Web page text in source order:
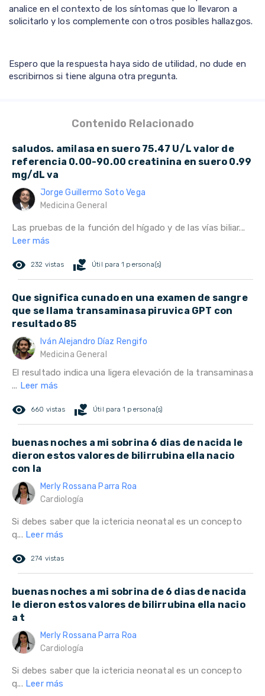
analice en el contexto de los síntomas que lo llevaron a
solicitarlo y los complemente con otros posibles hallazgos.
Espero que la respuesta haya sido de utilidad, no dude en
escribirnos si tiene alguna otra pregunta.
Contenido Relacionado
saludos. amilasa en suero 75.47 U/L valor de
referencia 0.00-90.00 creatinina en suero 0.99
mg/dL va
Jorge Guillermo Soto Vega
Medicina General
Las pruebas de la función del hígado y de las vías biliar...
Leer más
remove_red_eye 232 vistas volunteer_activism Útil para 1 persona(s)
Que significa cunado en una examen de sangre
que se llama transaminasa piruvica GPT con
resultado 85
Iván Alejandro Díaz Rengifo
Medicina General
El resultado indica una ligera elevación de la transaminasa
... Leer más
remove_red_eye 660 vistas volunteer_activism Útil para 1 persona(s)
buenas noches a mi sobrina 6 dias de nacida le
dieron estos valores de bilirrubina ella nacio
con la
Merly Rossana Parra Roa
Cardiología
Si debes saber que la ictericia neonatal es un concepto
q... Leer más
remove_red_eye 274 vistas
buenas noches a mi sobrina de 6 dias de nacida
le dieron estos valores de bilirrubina ella nacio
a t
Merly Rossana Parra Roa
Cardiología
Si debes saber que la ictericia neonatal es un concepto
q... Leer más